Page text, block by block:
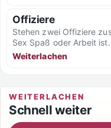
Offiziere
Stehen zwei Offiziere
Sex Spaß oder Arbeit
Weiterlachen
WEITERLACHEN
Schnell weiter